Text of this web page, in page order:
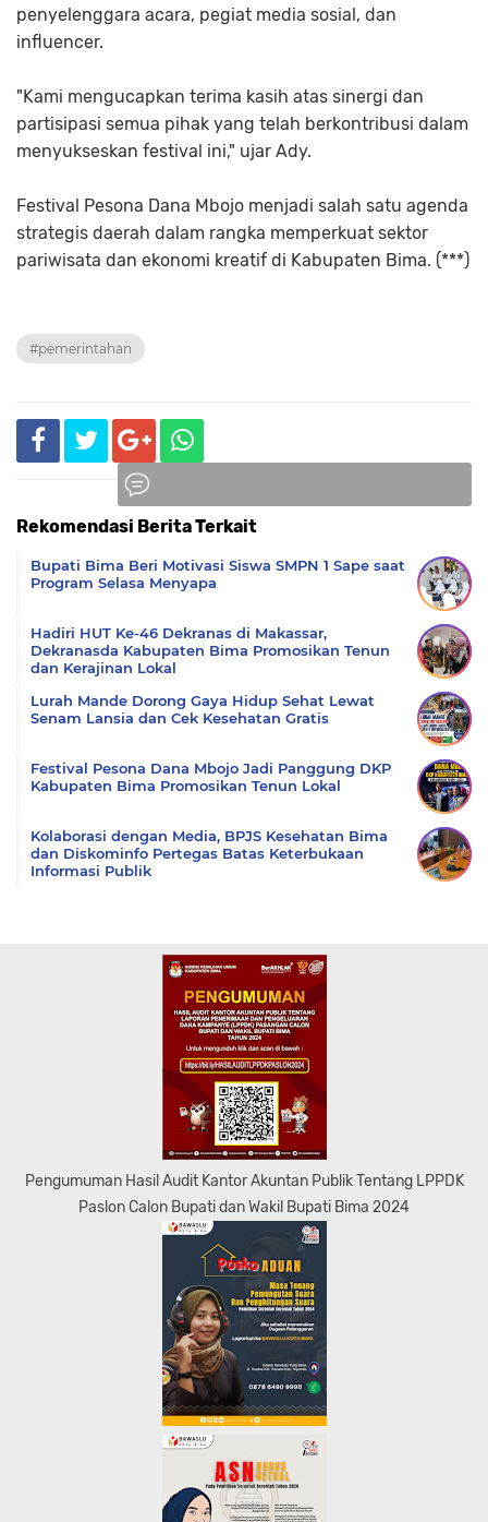
penyelenggara acara, pegiat media sosial, dan
influencer.
"Kami mengucapkan terima kasih atas sinergi dan
partisipasi semua pihak yang telah berkontribusi dalam
menyukseskan festival ini," ujar Ady.
Festival Pesona Dana Mbojo menjadi salah satu agenda
strategis daerah dalam rangka memperkuat sektor
pariwisata dan ekonomi kreatif di Kabupaten Bima. (***)
#pemerintahan
Rekomendasi Berita Terkait
Bupati Bima Beri Motivasi Siswa SMPN 1 Sape saat
Program Selasa Menyapa
Hadiri HUT Ke-46 Dekranas di Makassar,
Dekranasda Kabupaten Bima Promosikan Tenun
dan Kerajinan Lokal
Lurah Mande Dorong Gaya Hidup Sehat Lewat
Senam Lansia dan Cek Kesehatan Gratis
Festival Pesona Dana Mbojo Jadi Panggung DKP
Kabupaten Bima Promosikan Tenun Lokal
Kolaborasi dengan Media, BPJS Kesehatan Bima
dan Diskominfo Pertegas Batas Keterbukaan
Informasi Publik
Pengumuman Hasil Audit Kantor Akuntan Publik Tentang LPPDK
Paslon Calon Bupati dan Wakil Bupati Bima 2024